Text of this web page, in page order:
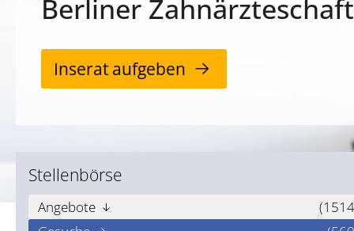
Berliner Zahnärzteschaft
Inserat aufgeben
Stellenbörse
Angebote